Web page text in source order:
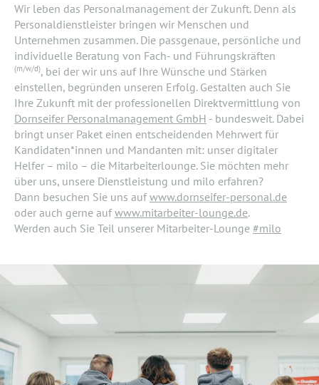
Wir leben das Personalmanagement der Zukunft. Denn als
Personaldienstleister bringen wir Menschen und
Unternehmen zusammen. Die passgenaue, persönliche und
individuelle Beratung von Fach- und Führungskräften
(m/w/d), bei der wir uns auf Ihre Wünsche und Stärken
einstellen, begründen unseren Erfolg. Gestalten auch Sie
Ihre Zukunft mit der professionellen Direktvermittlung von
Dornseifer Personalmanagement GmbH - bundesweit. Dabei
bringt unser Paket einen entscheidenden Mehrwert für
Kandidaten*innen und Mandanten mit: unser digitaler
Helfer – milo – die Mitarbeiterlounge. Sie möchten mehr
über uns, unsere Dienstleistung und milo erfahren?
Dann besuchen Sie uns aufwww.dornseifer-personal.de
oder auch gerne aufwww.mitarbeiter-lounge.de.
Werden auch Sie Teil unserer Mitarbeiter-Lounge #milo